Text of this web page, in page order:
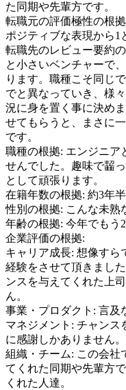
た同期や先輩方です。
転職元の評価極性の根
ポジティブな表現から1
転職先のレビュー要約
と小さいベンチャーで
ります。職種こそ同じ
でと異なっていき、様
況に身を置く事に決め
せてもらうと、まさに
です。
職種の根拠: エンジニア
せんでした。趣味で齧
として頑張ります。
在籍年数の根拠: 約3年
性別の根拠: こんな未熟
年齢の根拠: 今年でもう
企業評価の根拠:
キャリア成長: 想像すら
経験をさせて頂きまし
ンスを与えてくれた上
ん。
事業・プロダクト : 言及
マネジメント : チャンス
に感謝しかありません。
組織・チーム: この会社
てくれた同期や先輩方
くれた人達。